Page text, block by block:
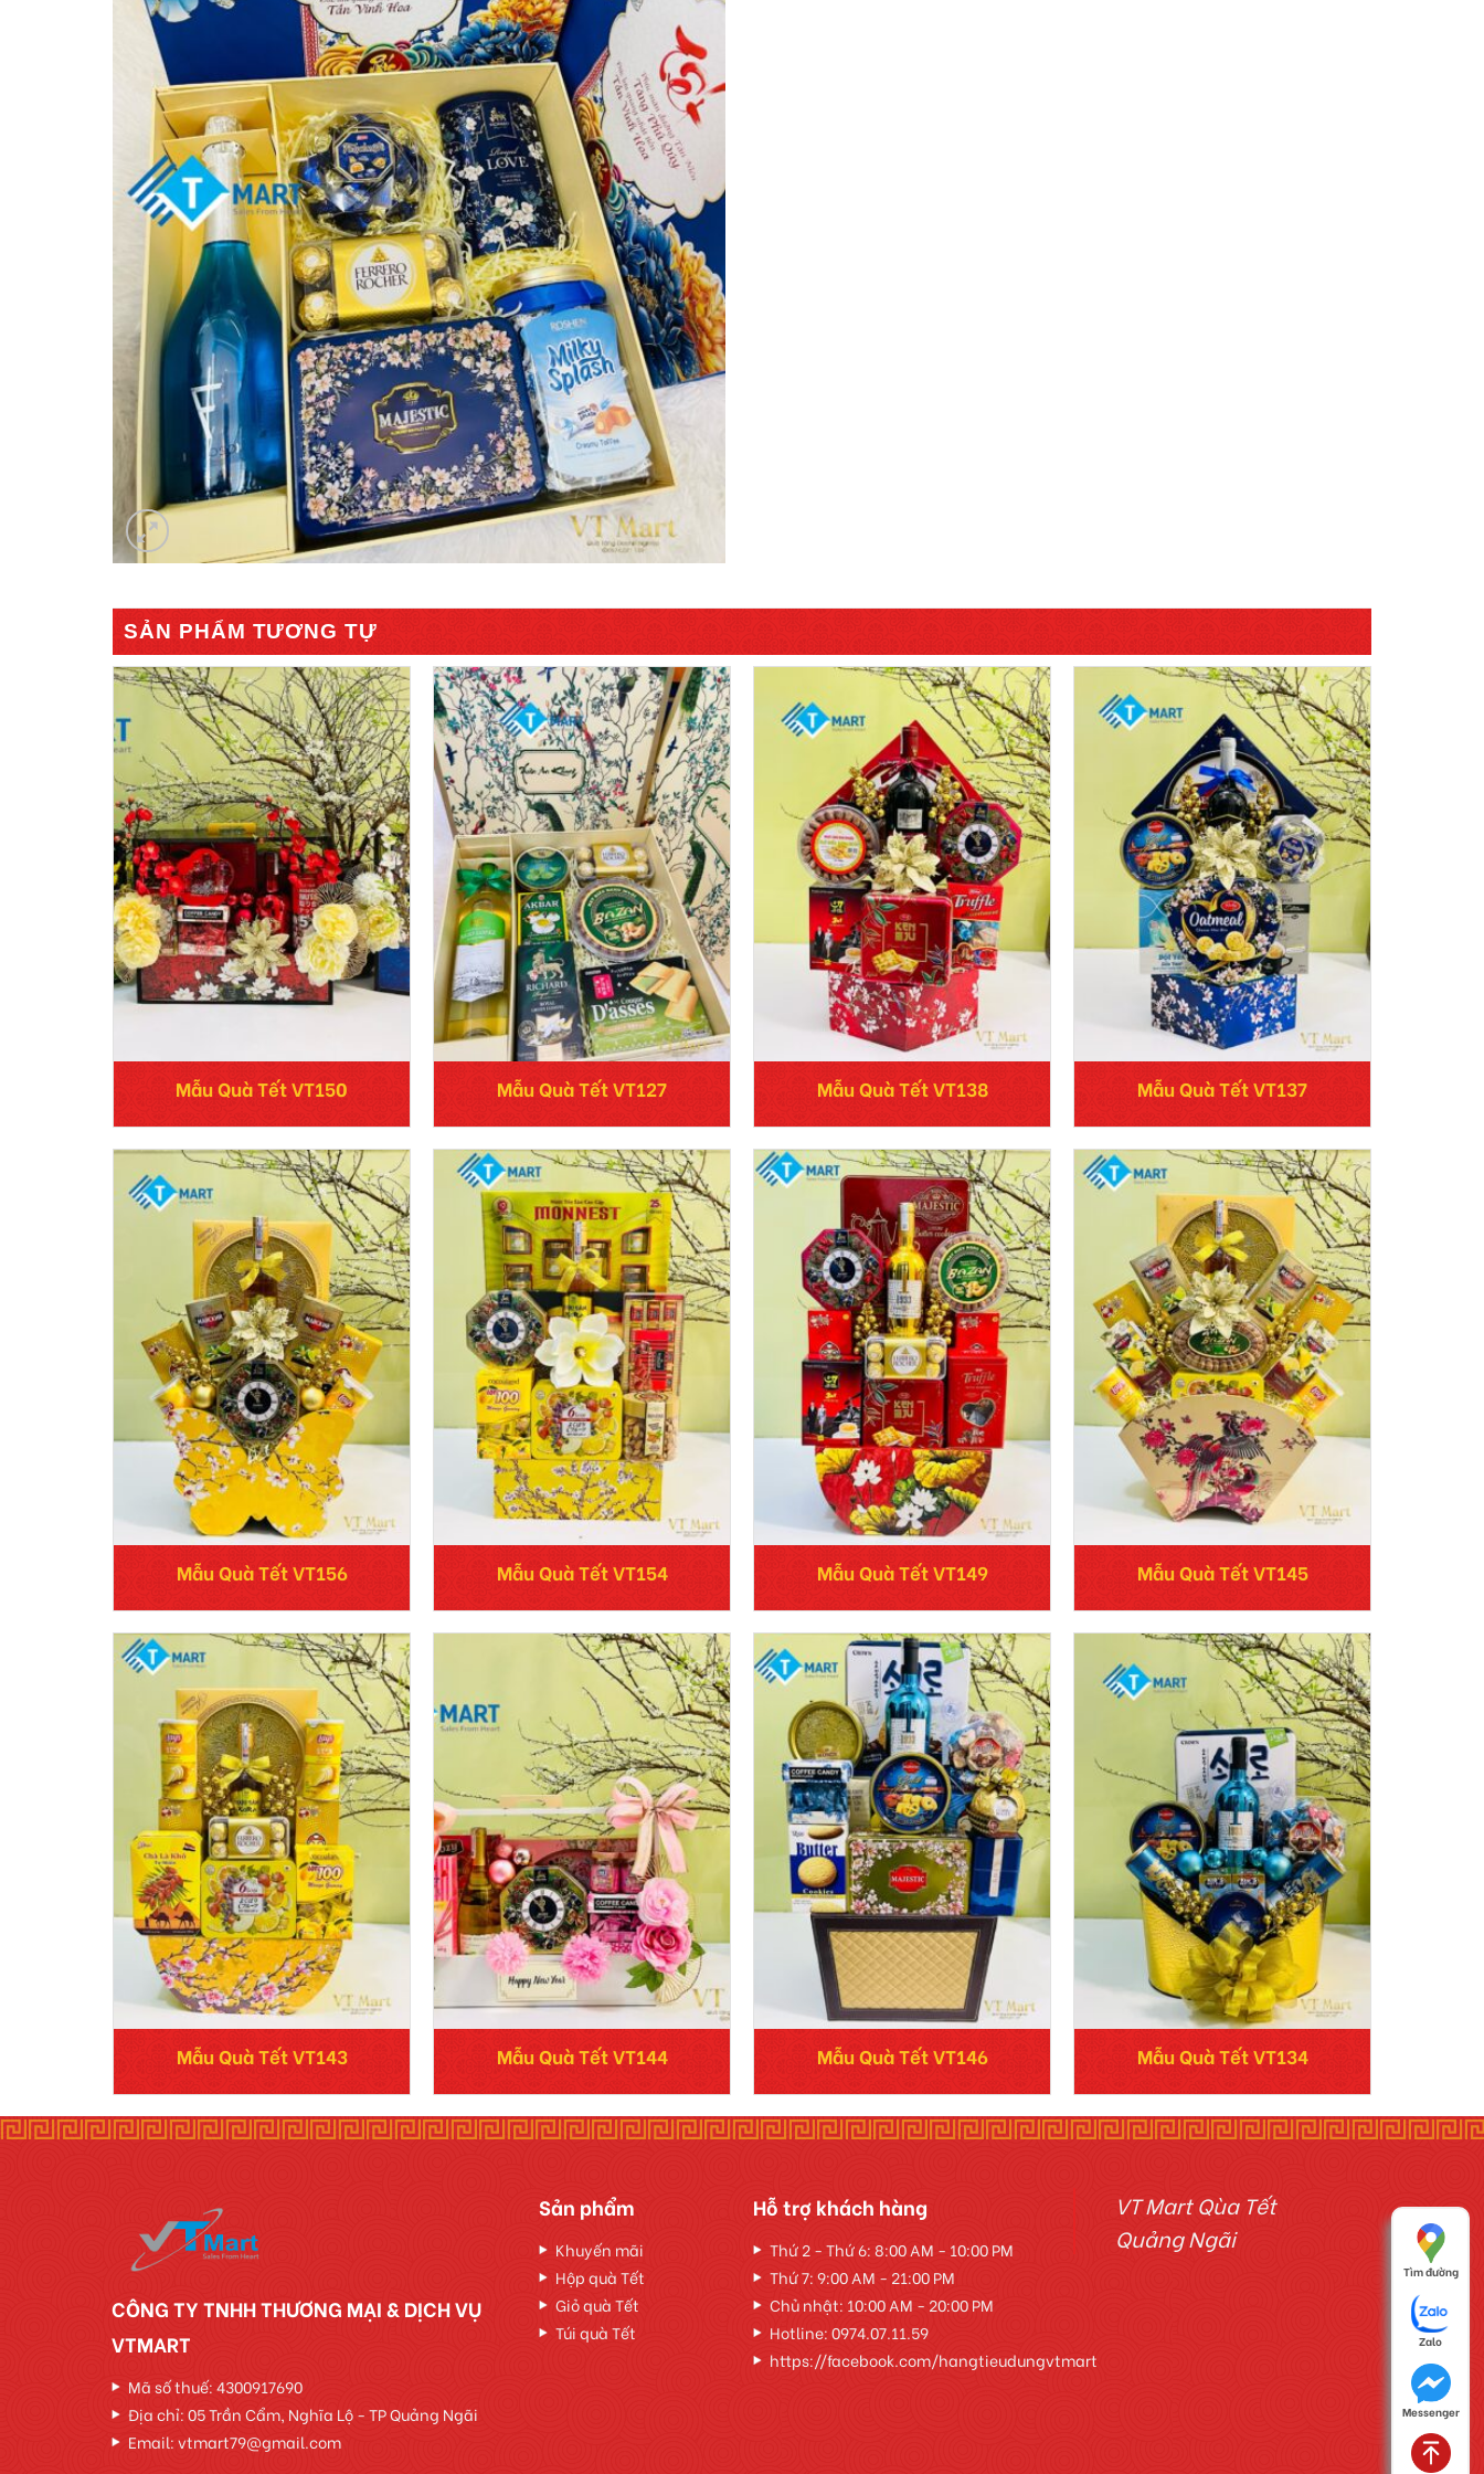
SẢN PHẨM TƯƠNG TỰ
Mẫu Quà Tết VT150 Mẫu Quà Tết VT127 Mẫu Quà Tết VT138 Mẫu Quà Tết VT137
Mẫu Quà Tết VT156 Mẫu Quà Tết VT154 Mẫu Quà Tết VT149 Mẫu Quà Tết VT145
Mẫu Quà Tết VT143 Mẫu Quà Tết VT144 Mẫu Quà Tết VT146 Mẫu Quà Tết VT134
CÔNG TY TNHH THƯƠNG MẠI & DỊCH VỤ
VTMART
Mã số thuế: 4300917690
Địa chỉ: 05 Trần Cẩm, Nghĩa Lộ - TP Quảng Ngãi
Email: vtmart79@gmail.com
Sản phẩm
Khuyến mãi
Hộp quà Tết
Giỏ quà Tết
Túi quà Tết
Hỗ trợ khách hàng
Thứ 2 - Thứ 6: 8:00 AM - 10:00 PM
Thứ 7: 9:00 AM - 21:00 PM
Chủ nhật: 10:00 AM - 20:00 PM
Hotline:0974.07.11.59
https://facebook.com/hangtieudungvtmart
VT Mart Qùa Tết
Quảng Ngãi
Tìm đường
Zalo
Messenger